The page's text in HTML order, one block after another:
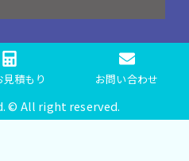
見積もり お問い合わせ
© All right reserved.